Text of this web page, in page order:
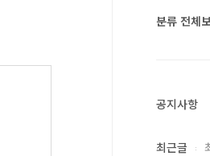
분류 전체
공지사항
최근글